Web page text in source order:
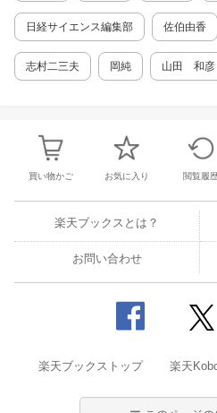
日経サイエンス編集部 佐伯由香
志村二三夫 岡純 山田 和彦
買い物かご お気に入り 閲覧履
楽天ブックスとは？
お問い合わせ
楽天ブックストップ 楽天